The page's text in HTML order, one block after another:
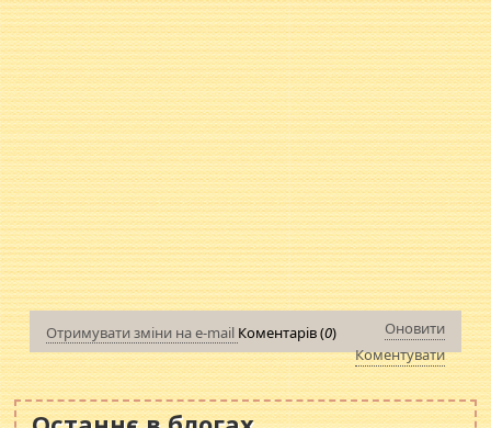
Отримувати зміни на e-mail Коментарів (0)
Оновити
Коментувати